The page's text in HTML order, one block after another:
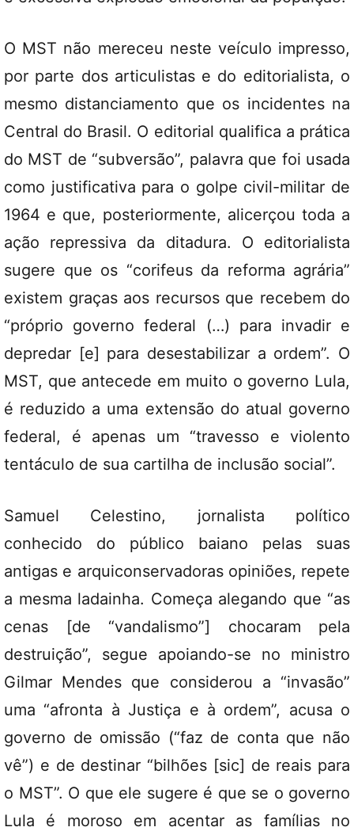
O MST não mereceu neste veículo impresso,
por parte dos articulistas e do editorialista, o
mesmo distanciamento que os incidentes na
Central do Brasil. O editorial qualifica a prática
do MST de “subversão”, palavra que foi usada
como justificativa para o golpe civil-militar de
1964 e que, posteriormente, alicerçou toda a
ação repressiva da ditadura. O editorialista
sugere que os “corifeus da reforma agrária”
existem graças aos recursos que recebem do
“próprio governo federal (…) para invadir e
depredar [e] para desestabilizar a ordem”. O
MST, que antecede em muito o governo Lula,
é reduzido a uma extensão do atual governo
federal, é apenas um “travesso e violento
tentáculo de sua cartilha de inclusão social”.
Samuel Celestino, jornalista político
conhecido do público baiano pelas suas
antigas e arquiconservadoras opiniões, repete
a mesma ladainha. Começa alegando que “as
cenas [de “vandalismo”] chocaram pela
destruição”, segue apoiando-se no ministro
Gilmar Mendes que considerou a “invasão”
uma “afronta à Justiça e à ordem”, acusa o
governo de omissão (“faz de conta que não
vê”) e de destinar “bilhões [sic] de reais para
o MST”. O que ele sugere é que se o governo
Lula é moroso em acentar as famílias no